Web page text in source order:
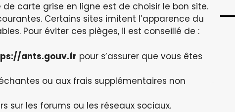
carte grise en ligne est de choisir le bon site.
Certains sites imitent l’apparence du
Pour éviter ces pièges, il est conseillé de :
ants.gouv.fr pour s’assurer que vous êtes
ou aux frais supplémentaires non
sur les forums ou les réseaux sociaux.